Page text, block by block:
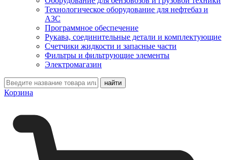
Технологическое оборудование для нефтебаз и
АЗС
Программное обеспечение
Рукава, соединительные детали и комплектующие
Счетчики жидкости и запасные части
Фильтры и фильтрующие элементы
Электромагазин
Корзина